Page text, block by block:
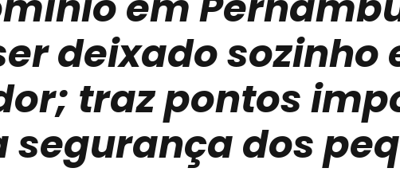
deixado sozinho
traz pontos
segurança dos